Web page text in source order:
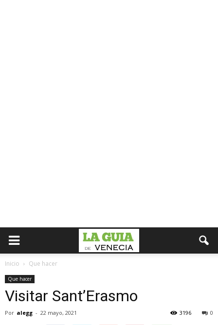
Inicio Que hacer
Que hacer
Visitar Sant’Erasmo
Por alegg - 22 mayo, 2021 0
3196